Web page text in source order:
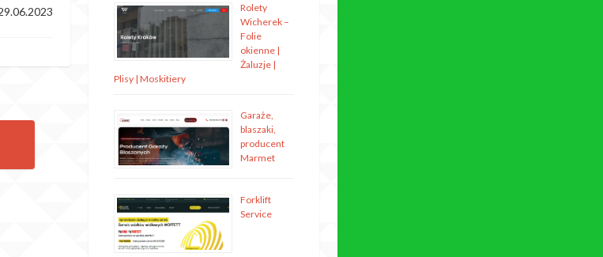
Rolety
Wicherek –
Folie
okienne |
Żaluzje |
Plisy | Moskitiery
Garaże,
blaszaki,
producent
Marmet
Forklift
Service